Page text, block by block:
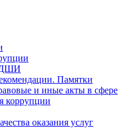
Памятки
и иные акты в сфере
коррупции
оказания услуг